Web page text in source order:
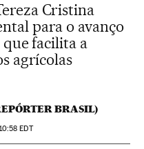
Cristina
para o avanço
que facilita a
agrícolas
BRASIL)
EDT